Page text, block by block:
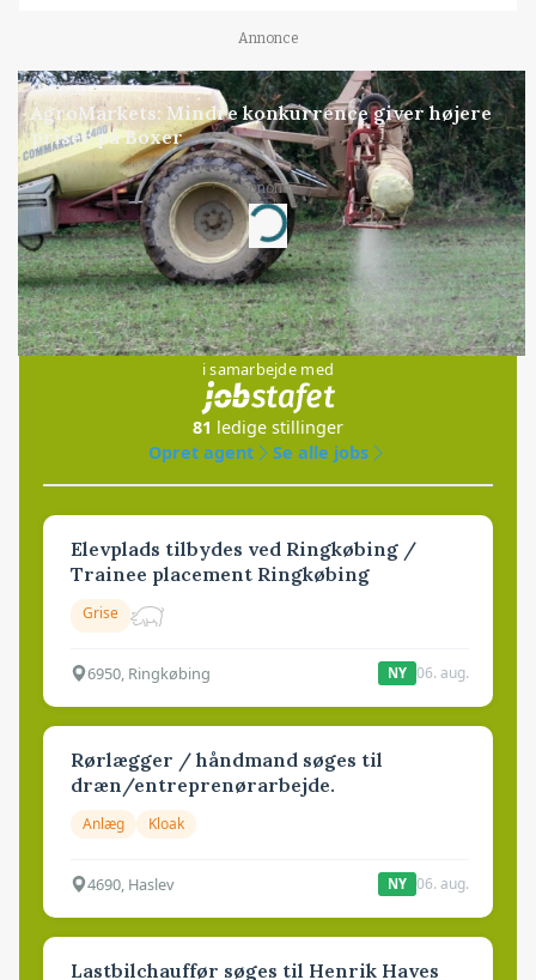
Annonce
MARKED
AgroMarkets: Mindre konkurrence giver højere
priser på Boxer
Annonce
Loading...
Jobs
i samarbejde med
81 ledige stillinger
Opret agent
Se alle jobs
Elevplads tilbydes ved Ringkøbing /
Trainee placement Ringkøbing
Grise
6950, Ringkøbing NY 06. aug.
Rørlægger / håndmand søges til
dræn/entreprenørarbejde.
Anlæg Kloak
4690, Haslev NY 06. aug.
Lastbilchauffør søges til Henrik Haves